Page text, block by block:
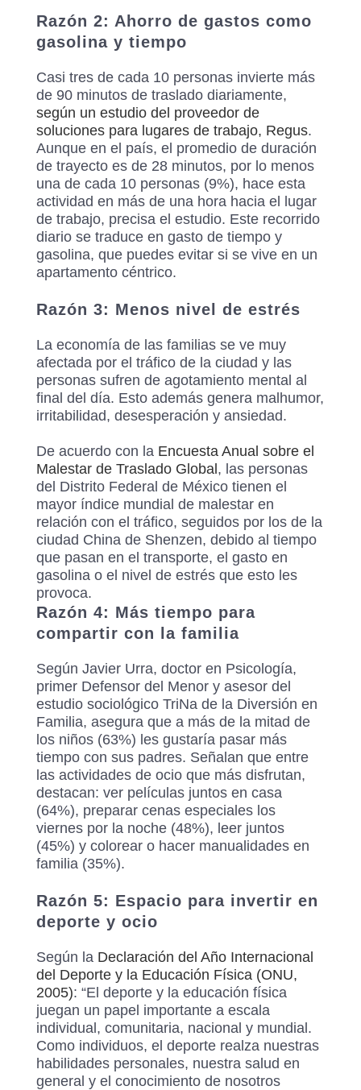
Razón 2: Ahorro de gastos como
gasolina y tiempo
Casi tres de cada 10 personas invierte más
de 90 minutos de traslado diariamente,
según un estudio del proveedor de
soluciones para lugares de trabajo, Regus.
Aunque en el país, el promedio de duración
de trayecto es de 28 minutos, por lo menos
una de cada 10 personas (9%), hace esta
actividad en más de una hora hacia el lugar
de trabajo, precisa el estudio. Este recorrido
diario se traduce en gasto de tiempo y
gasolina, que puedes evitar si se vive en un
apartamento céntrico.
Razón 3: Menos nivel de estrés
La economía de las familias se ve muy
afectada por el tráfico de la ciudad y las
personas sufren de agotamiento mental al
final del día. Esto además genera malhumor,
irritabilidad, desesperación y ansiedad.
De acuerdo con la Encuesta Anual sobre el
Malestar de Traslado Global , las personas
del Distrito Federal de México tienen el
mayor índice mundial de malestar en
relación con el tráfico, seguidos por los de la
ciudad China de Shenzen, debido al tiempo
que pasan en el transporte, el gasto en
gasolina o el nivel de estrés que esto les
provoca.
Razón 4: Más tiempo para
compartir con la familia
Según Javier Urra, doctor en Psicología,
primer Defensor del Menor y asesor del
estudio sociológico TriNa de la Diversión en
Familia, asegura que a más de la mitad de
los niños (63%) les gustaría pasar más
tiempo con sus padres. Señalan que entre
las actividades de ocio que más disfrutan,
destacan: ver películas juntos en casa
(64%), preparar cenas especiales los
viernes por la noche (48%), leer juntos
(45%) y colorear o hacer manualidades en
familia (35%).
Razón 5: Espacio para invertir en
deporte y ocio
Según la Declaración del Año Internacional
del Deporte y la Educación Física (ONU,
2005): “El deporte y la educación física
juegan un papel importante a escala
individual, comunitaria, nacional y mundial.
Como individuos, el deporte realza nuestras
habilidades personales, nuestra salud en
general y el conocimiento de nosotros